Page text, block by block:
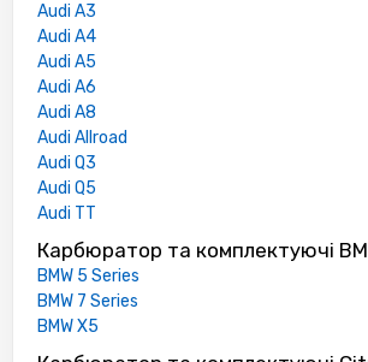
Audi A3
Audi A4
Audi A5
Audi A6
Audi A8
Audi Allroad
Audi Q3
Audi Q5
Audi TT
Карбюратор та комплектуючі
BMW 5 Series
BMW 7 Series
BMW X5